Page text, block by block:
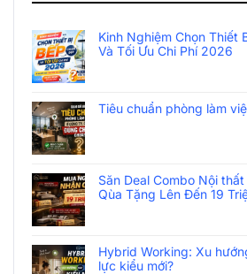
Kinh Nghiệm Chọn Thiết
Và Tối Ưu Chi Phí 2026
Tiêu chuẩn phòng làm
Săn Deal Combo Nội
Qùa Tặng Lên Đến 19
Hybrid Working: Xu
lực kiểu mới?